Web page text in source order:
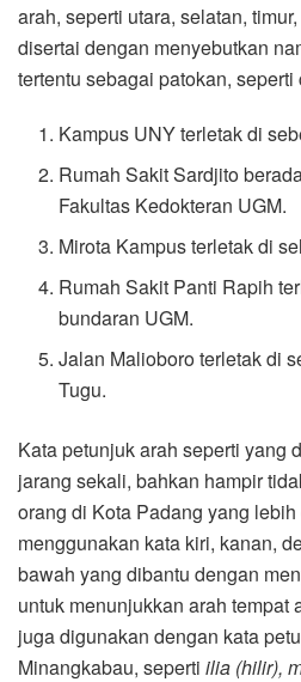
arah, seperti utara, selatan,
disertai dengan menyebutkan
tertentu sebagai patokan,
Kampus UNY terletak di
Rumah Sakit Sardjito
Fakultas Kedokteran UGM.
Mirota Kampus terletak di
Rumah Sakit Panti Rapih
bundaran UGM.
Jalan Malioboro terletak di
Tugu.
Kata petunjuk arah seperti yang
jarang sekali, bahkan hampir
orang di Kota Padang yang
menggunakan kata kiri, kanan,
bawah yang dibantu dengan
untuk menunjukkan arah tempat
juga digunakan dengan kata
Minangkabau, seperti ilia (hilir),